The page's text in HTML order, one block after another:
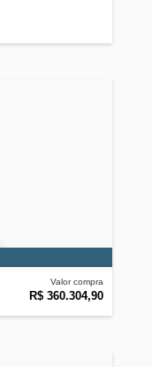
Valor compra
R$ 360.304,90